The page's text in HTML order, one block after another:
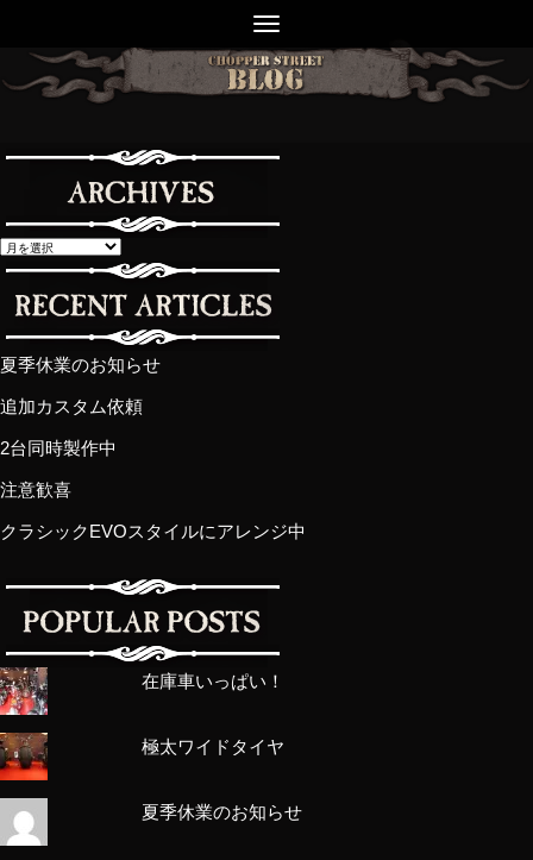
夏季休業のお知らせ
追加カスタム依頼
2台同時製作中
注意歓喜
クラシックEVOスタイルにアレンジ中
在庫車いっぱい！
極太ワイドタイヤ
夏季休業のお知らせ